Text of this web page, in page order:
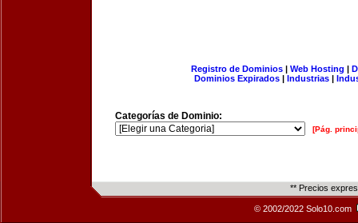
Registro de Dominios| Web Hosting |
Dominios Expirados | Industrias |
Categorías de Dominio:
[Pág.
** Precios
© 2002/2022 Solo10.com